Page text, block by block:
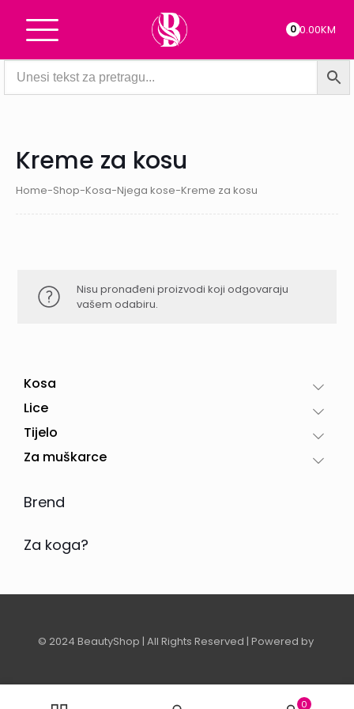
0 0.00KM
Kreme za kosu
Home-Shop-Kosa-Njega kose-Kreme za kosu
Nisu pronađeni proizvodi koji odgovaraju
vašem odabiru.
Kosa
Lice
Tijelo
Za muškarce
Brend
Za koga?
© 2024 BeautyShop | All Rights Reserved | Powered by
0